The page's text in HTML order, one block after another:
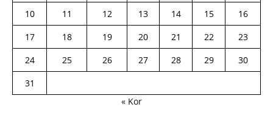
10
11 12 13 14 15
16
17
18 19 20 21 22
23
24
25 26 27 28 29
30
31
« Kor